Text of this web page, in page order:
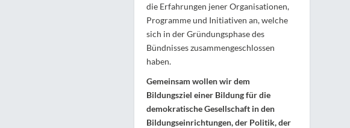
die Erfahrungen jener Organisationen,
Programme und Initiativen an, welche
sich in der Gründungsphase des
Bündnisses zusammengeschlossen
haben.
Gemeinsam wollen wir dem
Bildungsziel einer Bildung für die
demokratische Gesellschaft in den
Bildungseinrichtungen, der Politik, der